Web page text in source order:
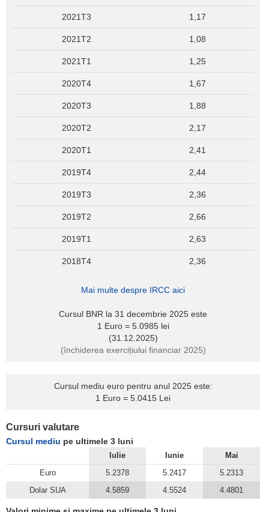
2021T3 1,17
2021T2 1,08
2021T1 1,25
2020T4 1,67
2020T3 1,88
2020T2 2,17
2020T1 2,41
2019T4 2,44
2019T3 2,36
2019T2 2,66
2019T1 2,63
2018T4 2,36
Mai multe despre IRCC aici
Cursul BNR la 31 decembrie 2025 este
1 Euro = 5.0985 lei
(31.12.2025)
(închiderea exercițiului financiar 2025)
Cursul mediu euro pentru anul 2025 este:
1 Euro = 5.0415 Lei
Cursuri valutare
Cursul mediu pe ultimele 3 luni
Iulie Iunie
Mai
Euro
5.2378 5.2417
5.2313
Dolar SUA
4.5859 4.5524 4.4801